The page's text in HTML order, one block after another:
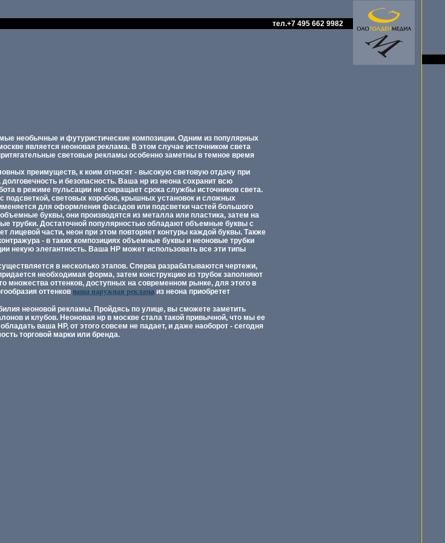
тел.+7 495 662 9982
необычные и футуристические композиции. Одним из популярных
является неоновая реклама. В этом случае источником света
световые рекламы особенно заметны в темное время
преимуществ, к коим относят - высокую световую отдачу при
и безопасность. Ваша нр из неона сохранит всю
в режиме пульсации не сокращает срока службы источников света.
подсветкой, световых коробов, крышных установок и сложных
для оформления фасадов или подсветки частей большого
буквы, они производятся из металла или пластика, затем на
трубки. Достаточной популярностью обладают объемные буквы с
лицевой части, неон при этом повторяет контуры каждой буквы. Также
- в таких композициях объемные буквы и неоновые трубки
некую элегантность. Ваша НР может использовать все эти типы
в несколько этапов. Сперва разрабатываются чертежи,
необходимая форма, затем конструкцию из трубок заполняют
множества оттенков, доступных на современном рынке, для этого в
оттенков ваша наружная реклама из неона приобретет
неоновой рекламы. Пройдясь по улице, вы сможете заметить
и клубов. Неоновая нр в москве стала такой привычной, что мы ее
ваша НР, от этого совсем не падает, и даже наоборот - сегодня
торговой марки или бренда.